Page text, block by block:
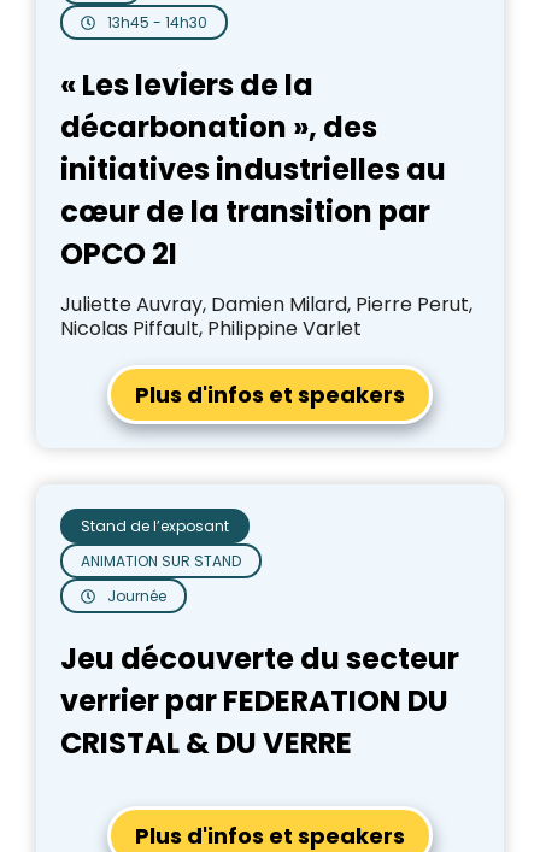
13h45 - 14h30
« Les leviers de la
décarbonation », des
initiatives industrielles au
cœur de la transition par
OPCO 2I
Juliette Auvray, Damien Milard, Pierre Perut,
Nicolas Piffault, Philippine Varlet
Plus d'infos et speakers
Journée
ANIMATION SUR STAND
Stand de l’exposant
Jeu découverte du secteur
verrier par FEDERATION DU
CRISTAL & DU VERRE
Plus d'infos et speakers